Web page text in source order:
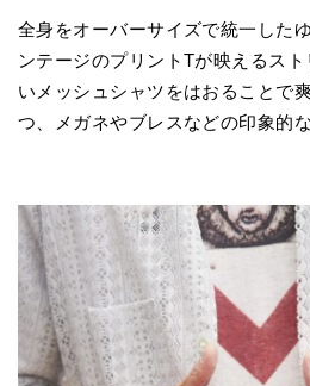
全身をオーバーサイズで統一した
ンテージのプリントTが映えるス
いメッシュシャツをはおることで
つ、メガネやブレスなどの印象的